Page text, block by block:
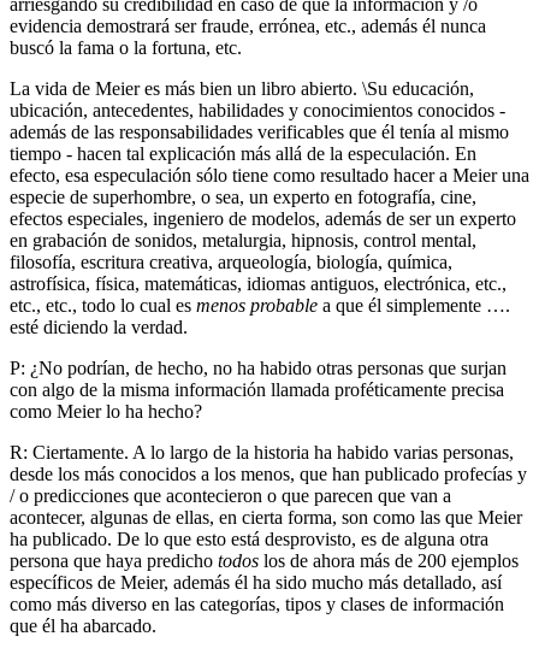
evidencia demostrará ser fraude, errónea, etc., además él nunca
buscó la fama o la fortuna, etc.
La vida de Meier es más bien un libro abierto. \Su educación,
ubicación, antecedentes, habilidades y conocimientos conocidos -
además de las responsabilidades verificables que él tenía al mismo
tiempo - hacen tal explicación más allá de la especulación. En
efecto, esa especulación sólo tiene como resultado hacer a Meier una
especie de superhombre, o sea, un experto en fotografía, cine,
efectos especiales, ingeniero de modelos, además de ser un experto
en grabación de sonidos, metalurgia, hipnosis, control mental,
filosofía, escritura creativa, arqueología, biología, química,
astrofísica, física, matemáticas, idiomas antiguos, electrónica, etc.,
etc., etc., todo lo cual es menos probable a que él simplemente ….
esté diciendo la verdad.
P: ¿No podrían, de hecho, no ha habido otras personas que surjan
con algo de la misma información llamada proféticamente precisa
como Meier lo ha hecho?
R: Ciertamente. A lo largo de la historia ha habido varias personas,
desde los más conocidos a los menos, que han publicado profecías y
/ o predicciones que acontecieron o que parecen que van a
acontecer, algunas de ellas, en cierta forma, son como las que Meier
ha publicado. De lo que esto está desprovisto, es de alguna otra
persona que haya predicho todos los de ahora más de 200 ejemplos
específicos de Meier, además él ha sido mucho más detallado, así
como más diverso en las categorías, tipos y clases de información
que él ha abarcado.